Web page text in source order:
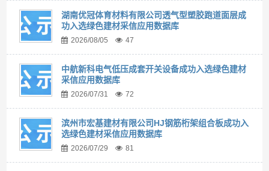
湖南优冠体育材料有限公司透气型塑胶跑道面层成
功入选绿色建材采信应用数据库
2026/08/05 47
中航新科电气低压成套开关设备成功入选绿色建材
采信应用数据库
2026/07/31 72
滨州市宏基建材有限公司HJ钢筋桁架组合板成功入
选绿色建材采信应用数据库
2026/07/29 81